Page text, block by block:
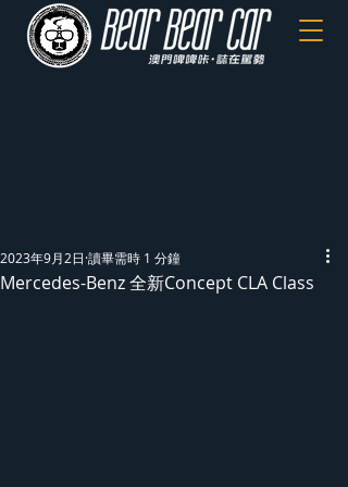
Mercedes-Benz 全新Concept CLA Class
2023年9月2日 讀畢需時 1 分鐘